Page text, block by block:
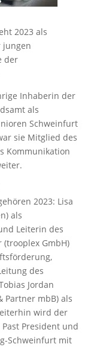
2023 als
jungen
der
Inhaberin der
als
Schweinfurt
sie Mitglied des
Kommunikation
2023: Lisa
als
Leiterin des
(trooplex GmbH)
des
Jordan
Partner mbB) als
wird der
President und
Schweinfurt mit